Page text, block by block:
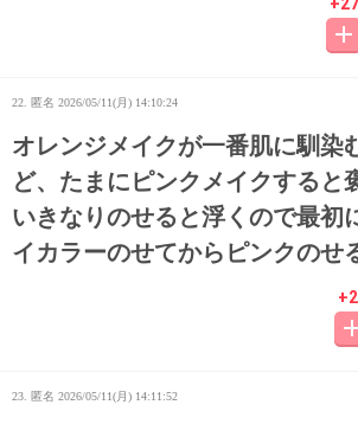
+27
22. 匿名 2026/05/11(月) 14:10:24
オレンジメイクが一番肌に馴染
ど、たまにピンクメイクすると
いきなりのせると浮くので最初
イカラーのせてからピンクのせ
23. 匿名 2026/05/11(月) 14:11:52